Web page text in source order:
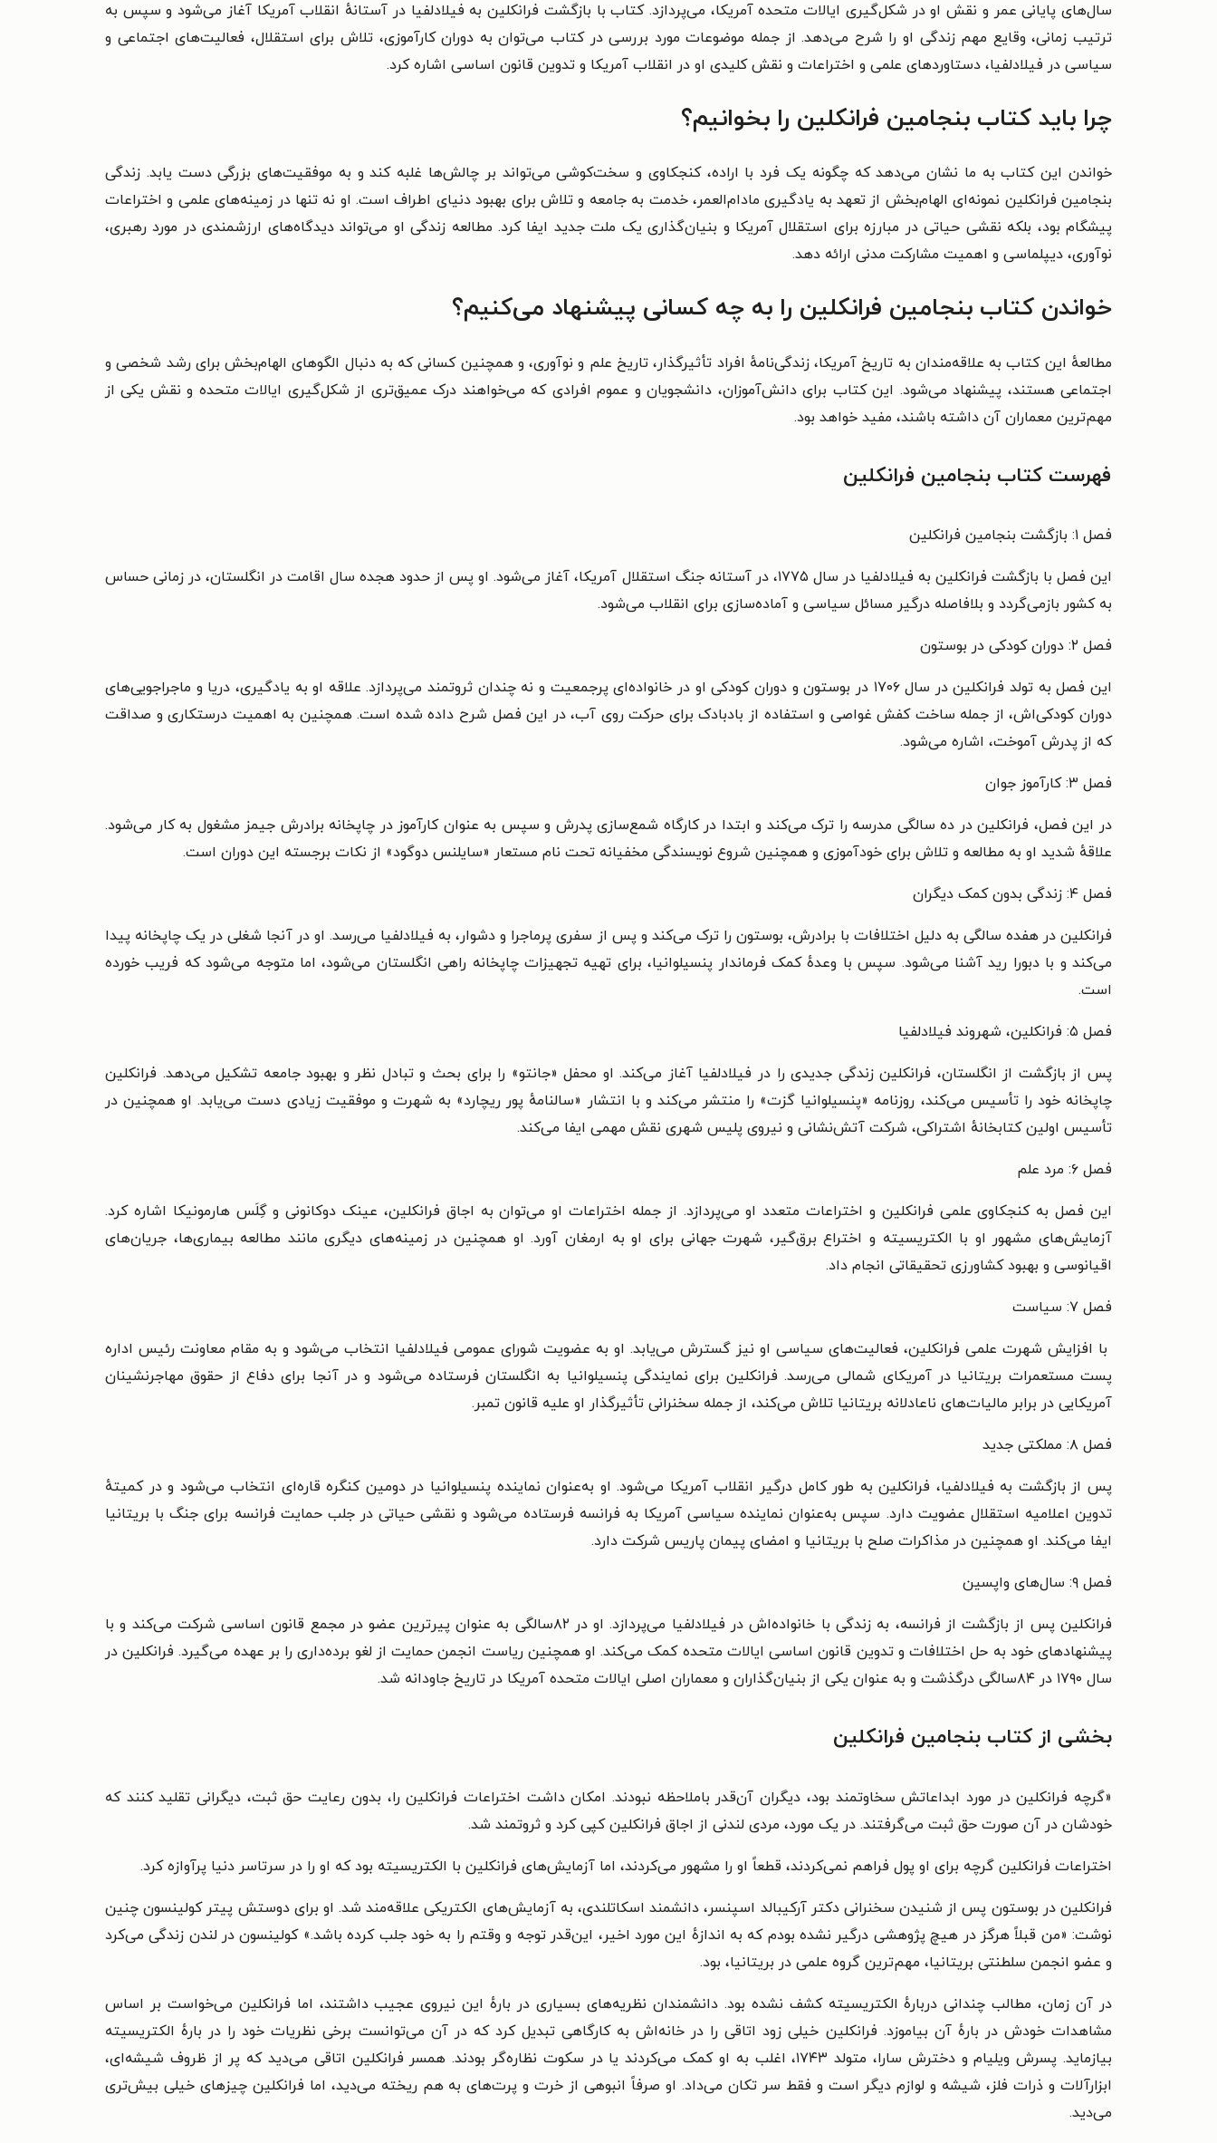
سال‌های پایانی عمر و نقش او در شکل‌گیری ایالات متحده آمریکا، می‌پردازد. کتاب با بازگشت فرانکلین به فیلادلفیا در آستانهٔ انقلاب آمریکا آغاز می‌شود و سپس به
ترتیب زمانی، وقایع مهم زندگی او را شرح می‌دهد. از جمله موضوعات مورد بررسی در کتاب می‌توان به دوران کارآموزی، تلاش برای استقلال، فعالیت‌های اجتماعی و
سیاسی در فیلادلفیا، دستاوردهای علمی و اختراعات و نقش کلیدی او در انقلاب آمریکا و تدوین قانون اساسی اشاره کرد.
چرا باید کتاب بنجامین فرانکلین را بخوانیم؟
خواندن این کتاب به ما نشان می‌دهد که چگونه یک فرد با اراده، کنجکاوی و سخت‌کوشی می‌تواند بر چالش‌ها غلبه کند و به موفقیت‌های بزرگی دست یابد. زندگی
بنجامین فرانکلین نمونه‌ای الهام‌بخش از تعهد به یادگیری مادام‌العمر، خدمت به جامعه و تلاش برای بهبود دنیای اطراف است. او نه تنها در زمینه‌های علمی و اختراعات
پیشگام بود، بلکه نقشی حیاتی در مبارزه برای استقلال آمریکا و بنیان‌گذاری یک ملت جدید ایفا کرد. مطالعه زندگی او می‌تواند دیدگاه‌های ارزشمندی در مورد رهبری،
نوآوری، دیپلماسی و اهمیت مشارکت مدنی ارائه دهد.
خواندن کتاب بنجامین فرانکلین را به چه کسانی پیشنهاد می‌کنیم؟
مطالعهٔ این کتاب به علاقه‌مندان به تاریخ آمریکا، زندگی‌نامهٔ افراد تأثیرگذار، تاریخ علم و نوآوری، و همچنین کسانی که به دنبال الگوهای الهام‌بخش برای رشد شخصی و
اجتماعی هستند، پیشنهاد می‌شود. این کتاب برای دانش‌آموزان، دانشجویان و عموم افرادی که می‌خواهند درک عمیق‌تری از شکل‌گیری ایالات متحده و نقش یکی از
مهم‌ترین معماران آن داشته باشند، مفید خواهد بود.
فهرست کتاب بنجامین فرانکلین
فصل ۱: بازگشت بنجامین فرانکلین
این فصل با بازگشت فرانکلین به فیلادلفیا در سال ۱۷۷۵، در آستانه جنگ استقلال آمریکا، آغاز می‌شود. او پس از حدود هجده سال اقامت در انگلستان، در زمانی حساس
به کشور بازمی‌گردد و بلافاصله درگیر مسائل سیاسی و آماده‌سازی برای انقلاب می‌شود.
فصل ۲: دوران کودکی در بوستون
این فصل به تولد فرانکلین در سال ۱۷۰۶ در بوستون و دوران کودکی او در خانواده‌ای پرجمعیت و نه چندان ثروتمند می‌پردازد. علاقه او به یادگیری، دریا و ماجراجویی‌های
دوران کودکی‌اش، از جمله ساخت کفش غواصی و استفاده از بادبادک برای حرکت روی آب، در این فصل شرح داده شده است. همچنین به اهمیت درستکاری و صداقت
که از پدرش آموخت، اشاره می‌شود.
فصل ۳: کارآموز جوان
در این فصل، فرانکلین در ده سالگی مدرسه را ترک می‌کند و ابتدا در کارگاه شمع‌سازی پدرش و سپس به عنوان کارآموز در چاپخانه برادرش جیمز مشغول به کار می‌شود.
علاقهٔ شدید او به مطالعه و تلاش برای خودآموزی و همچنین شروع نویسندگی مخفیانه تحت نام مستعار «سایلنس دوگود» از نکات برجسته این دوران است.
فصل ۴: زندگی بدون کمک دیگران
فرانکلین در هفده سالگی به دلیل اختلافات با برادرش، بوستون را ترک می‌کند و پس از سفری پرماجرا و دشوار، به فیلادلفیا می‌رسد. او در آنجا شغلی در یک چاپخانه پیدا
می‌کند و با دبورا رید آشنا می‌شود. سپس با وعدهٔ کمک فرماندار پنسیلوانیا، برای تهیه تجهیزات چاپخانه راهی انگلستان می‌شود، اما متوجه می‌شود که فریب خورده
است.
فصل ۵: فرانکلین، شهروند فیلادلفیا
پس از بازگشت از انگلستان، فرانکلین زندگی جدیدی را در فیلادلفیا آغاز می‌کند. او محفل «جانتو» را برای بحث و تبادل نظر و بهبود جامعه تشکیل می‌دهد. فرانکلین
چاپخانه خود را تأسیس می‌کند، روزنامه «پنسیلوانیا گزت» را منتشر می‌کند و با انتشار «سالنامهٔ پور ریچارد» به شهرت و موفقیت زیادی دست می‌یابد. او همچنین در
تأسیس اولین کتابخانهٔ اشتراکی، شرکت آتش‌نشانی و نیروی پلیس شهری نقش مهمی ایفا می‌کند.
فصل ۶: مرد علم
این فصل به کنجکاوی علمی فرانکلین و اختراعات متعدد او می‌پردازد. از جمله اختراعات او می‌توان به اجاق فرانکلین، عینک دوکانونی و گِلَس هارمونیکا اشاره کرد.
آزمایش‌های مشهور او با الکتریسیته و اختراع برق‌گیر، شهرت جهانی برای او به ارمغان آورد. او همچنین در زمینه‌های دیگری مانند مطالعه بیماری‌ها، جریان‌های
اقیانوسی و بهبود کشاورزی تحقیقاتی انجام داد.
فصل ۷: سیاست
با افزایش شهرت علمی فرانکلین، فعالیت‌های سیاسی او نیز گسترش می‌یابد. او به عضویت شورای عمومی فیلادلفیا انتخاب می‌شود و به مقام معاونت رئیس اداره
پست مستعمرات بریتانیا در آمریکای شمالی می‌رسد. فرانکلین برای نمایندگی پنسیلوانیا به انگلستان فرستاده می‌شود و در آنجا برای دفاع از حقوق مهاجرنشینان
آمریکایی در برابر مالیات‌های ناعادلانه بریتانیا تلاش می‌کند، از جمله سخنرانی تأثیرگذار او علیه قانون تمبر.
فصل ۸: مملکتی جدید
پس از بازگشت به فیلادلفیا، فرانکلین به طور کامل درگیر انقلاب آمریکا می‌شود. او به‌عنوان نماینده پنسیلوانیا در دومین کنگره قاره‌ای انتخاب می‌شود و در کمیتهٔ
تدوین اعلامیه استقلال عضویت دارد. سپس به‌عنوان نماینده سیاسی آمریکا به فرانسه فرستاده می‌شود و نقشی حیاتی در جلب حمایت فرانسه برای جنگ با بریتانیا
ایفا می‌کند. او همچنین در مذاکرات صلح با بریتانیا و امضای پیمان پاریس شرکت دارد.
فصل ۹: سال‌های واپسین
فرانکلین پس از بازگشت از فرانسه، به زندگی با خانواده‌اش در فیلادلفیا می‌پردازد. او در ۸۲سالگی به عنوان پیرترین عضو در مجمع قانون اساسی شرکت می‌کند و با
پیشنهادهای خود به حل اختلافات و تدوین قانون اساسی ایالات متحده کمک می‌کند. او همچنین ریاست انجمن حمایت از لغو برده‌داری را بر عهده می‌گیرد. فرانکلین در
سال ۱۷۹۰ در ۸۴سالگی درگذشت و به عنوان یکی از بنیان‌گذاران و معماران اصلی ایالات متحده آمریکا در تاریخ جاودانه شد.
بخشی از کتاب بنجامین فرانکلین
«گرچه فرانکلین در مورد ابداعاتش سخاوتمند بود، دیگران آن‌قدر باملاحظه نبودند. امکان داشت اختراعات فرانکلین را، بدون رعایت حق ثبت، دیگرانی تقلید کنند که
خودشان در آن صورت حق ثبت می‌گرفتند. در یک مورد، مردی لندنی از اجاق فرانکلین کپی کرد و ثروتمند شد.
اختراعات فرانکلین گرچه برای او پول فراهم نمی‌کردند، قطعاً او را مشهور می‌کردند، اما آزمایش‌های فرانکلین با الکتریسیته بود که او را در سرتاسر دنیا پرآوازه کرد.
فرانکلین در بوستون پس از شنیدن سخنرانی دکتر آرکیبالد اسپنسر، دانشمند اسکاتلندی، به آزمایش‌های الکتریکی علاقه‌مند شد. او برای دوستش پیتر کولینسون چنین
نوشت: «من قبلاً هرگز در هیچ پژوهشی درگیر نشده بودم که به اندازهٔ این مورد اخیر، این‌قدر توجه و وقتم را به خود جلب کرده باشد.» کولینسون در لندن زندگی می‌کرد
و عضو انجمن سلطنتی بریتانیا، مهم‌ترین گروه علمی در بریتانیا، بود.
در آن زمان، مطالب چندانی دربارهٔ الکتریسیته کشف نشده بود. دانشمندان نظریه‌های بسیاری در بارهٔ این نیروی عجیب داشتند، اما فرانکلین می‌خواست بر اساس
مشاهدات خودش در بارهٔ آن بیاموزد. فرانکلین خیلی زود اتاقی را در خانه‌اش به کارگاهی تبدیل کرد که در آن می‌توانست برخی نظریات خود را در بارهٔ الکتریسیته
بیازماید. پسرش ویلیام و دخترش سارا، متولد ۱۷۴۳، اغلب به او کمک می‌کردند یا در سکوت نظاره‌گر بودند. همسر فرانکلین اتاقی می‌دید که پر از ظروف شیشه‌ای،
ابزارآلات و ذرات فلز، شیشه و لوازم دیگر است و فقط سر تکان می‌داد. او صرفاً انبوهی از خرت و پرت‌های به هم ریخته می‌دید، اما فرانکلین چیزهای خیلی بیش‌تری
می‌دید.